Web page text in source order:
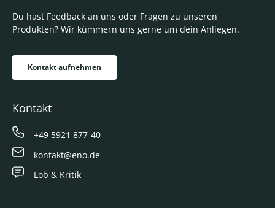
Du hast Feedback an uns oder Fragen zu unseren
Produkten? Wir kümmern uns gerne um dein Anliegen.
Kontakt aufnehmen
Kontakt
+49 5921 877-40
kontakt@eno.de
Lob & Kritik